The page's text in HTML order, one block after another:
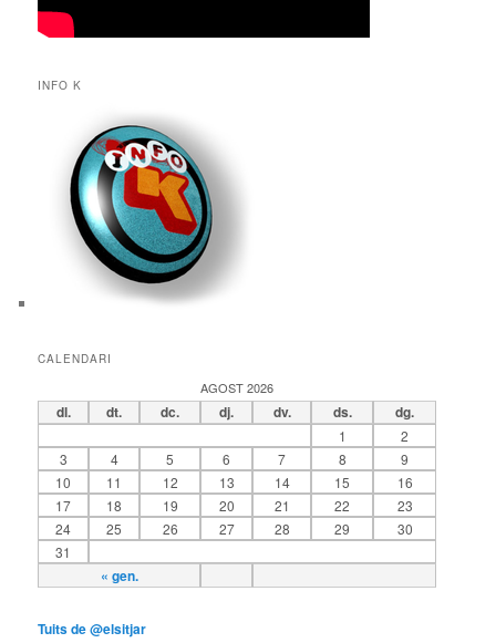
INFO K
CALENDARI
AGOST 2026
dl. dt. dc. dj. dv. ds. dg.
« gen.
1
2
3
4 5 6 7 8
9
10
11 12 13 14 15
16
17
18 19 20 21 22
23
24
25 26 27 28 29
30
31
Tuits de @elsitjar